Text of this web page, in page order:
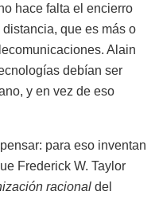
hace falta el encierro
que es más o
Alain
debían ser
y en vez de eso
para eso inventan
Frederick W. Taylor
racional del